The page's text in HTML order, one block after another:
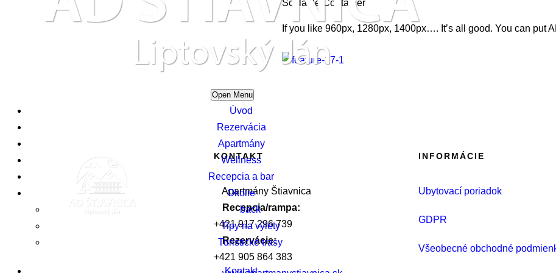
Open Menu
Úvod
Rezervácia
Apartmány
Wellness
Recepcia a bar
Okolie
back
Tipy na výlety
Turistické trasy
Kontakt
Scalable Container
If you like 960px, 1280px, 1400px…. It’s all good. You can put
KONTAKT
Apartmány Štiavnica
Recepcia/rampa:
+421 917 296 739
Rezervácie:
+421 905 864 383
INFORMÁCIE
Ubytovací poriadok
GDPR
Všeobecné obchodné